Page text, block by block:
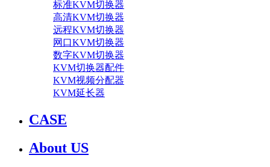
标准KVM切换器
高清KVM切换器
远程KVM切换器
网口KVM切换器
数字KVM切换器
KVM切换器配件
KVM视频分配器
KVM延长器
CASE
About US